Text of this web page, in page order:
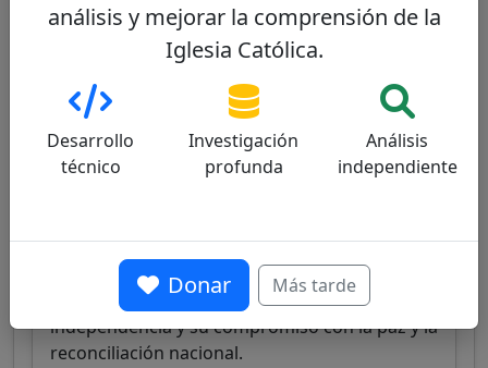
Virgílio do Carmo da Silva
Cardenal timorense, Arzobispo de Dili, primer
cardenal de su país, conocido por su liderazgo
en la reconstrucción posterior a la
independencia y su compromiso con la paz y la
reconciliación nacional.
análisis y mejorar la comprensión de la
Iglesia Católica.
Desarrollo
técnico
Investigación
profunda
Análisis
independiente
Donar Más tarde